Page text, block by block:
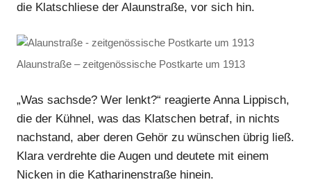
die Klatschliese der Alaunstraße, vor sich hin.
Alaunstraße – zeitgenössische Postkarte um 1913
„Was sachsde? Wer lenkt?“ reagierte Anna Lippisch,
die der Kühnel, was das Klatschen betraf, in nichts
nachstand, aber deren Gehör zu wünschen übrig ließ.
Klara verdrehte die Augen und deutete mit einem
Nicken in die Katharinenstraße hinein.